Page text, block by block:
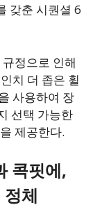
갖춘 시퀀셜 6
정으로 인해
치 더 좁은 휠
사용하여 장
선택 가능한
제공한다.
콕핏에,
체